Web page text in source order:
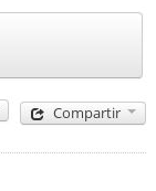
Compartir